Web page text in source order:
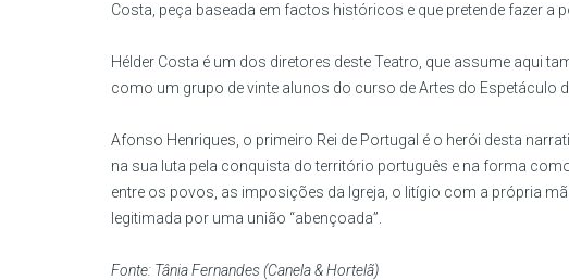
Costa, peça baseada em factos históricos e que pretende fazer a
Hélder Costa é um dos diretores deste Teatro, que assume aqui
como um grupo de vinte alunos do curso de Artes do Espetáculo
Afonso Henriques, o primeiro Rei de Portugal é o herói desta
na sua luta pela conquista do território português e na forma
entre os povos, as imposições da Igreja, o litígio com a própria
legitimada por uma união “abençoada”.
Fonte: Tânia Fernandes (Canela & Hortelã)